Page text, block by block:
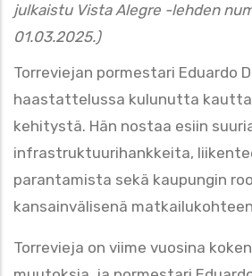
julkaistu Vista Alegre -lehden
01.03.2025.)
Torreviejan pormestari Eduardo
haastattelussa kulunutta
kehitystä. Hän nostaa esiin
infrastruktuurihankkeita,
parantamista sekä kaupungin
kansainvälisenä
Torrevieja on viime vuosina